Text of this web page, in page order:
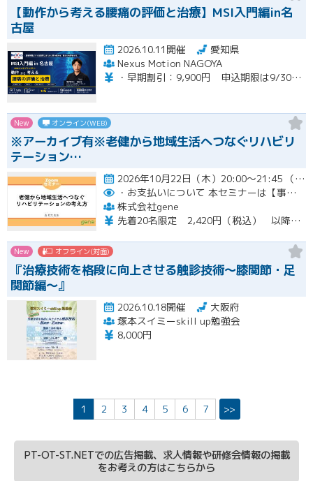
【動作から考える腰痛の評価と治療】MSI入門編in名
古屋
2026.10.11開催
愛知県
Nexus Motion NAGOYA
・早期割引：9,900円 申込期限は9/30（水）まで ・通常価格：12,100円 ・再受講：6,600円（MSI入門編受講歴のある方）※８名限定
New オンライン(WEB)
※アーカイブ有※老健から地域生活へつなぐリハビリ
テーション…
2026年10月22日（木）20:00～21:45 （受付開始時間 19:45）開催
・お支払いについて 本セミナーは【事前支払い（クレジットカード・銀行振込）】です。
株式会社gene
先着20名限定 2,420円（税込） 以降3,000円（税込） ※お支払い方法：クレジットカード・銀行振込 【キャンセルについて】 決済後はいかなる理由でも返金はいたしませんのでご了承ください。 受講料をお支払いいただいた方には、後日アーカイブの視聴URLをお送りいたします。
New オフライン(対面)
『治療技術を格段に向上させる触診技術～膝関節・足
関節編～』
2026.10.18開催
大阪府
塚本スイミーskill up勉強会
8,000円
1 2 3 4 5 6 7 >>
PT-OT-ST.NETでの広告掲載、求人情報や研修会情報の掲載
をお考えの方はこちらから